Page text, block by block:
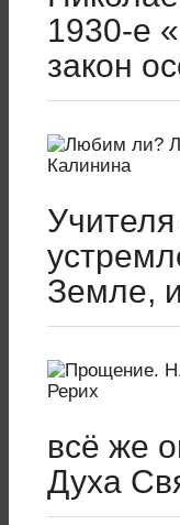
1930-е
закон
Земле,
всё же
Духа